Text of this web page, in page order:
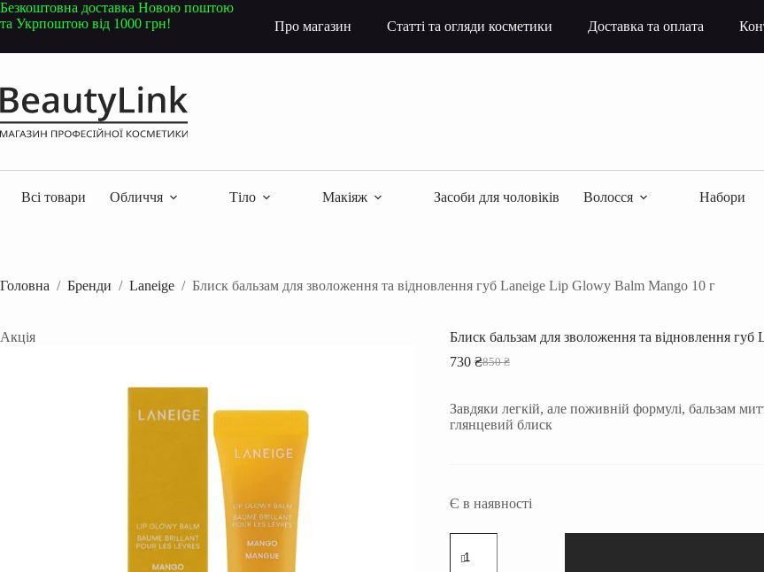
Перейти
до
Безкоштовна доставка Новою поштою
та Укрпоштою від 1000 грн!
Про магазин Статті та огляди косметики Доставка та оплата
Всі товари Обличчя Тіло Макіяж Засоби для чоловіків Волосся Набори
Головна / Бренди / Laneige / Блиск бальзам для зволоження та відновлення губ Laneige Lip Glowy Balm Mango 10 г
Акція Блиск бальзам для зволоження та відновлення
850₴
Оригінальна
730 ₴Поточна
Завдяки легкій, але поживній формулі, бальзам
глянцевий блиск
Є в наявності
бальзам